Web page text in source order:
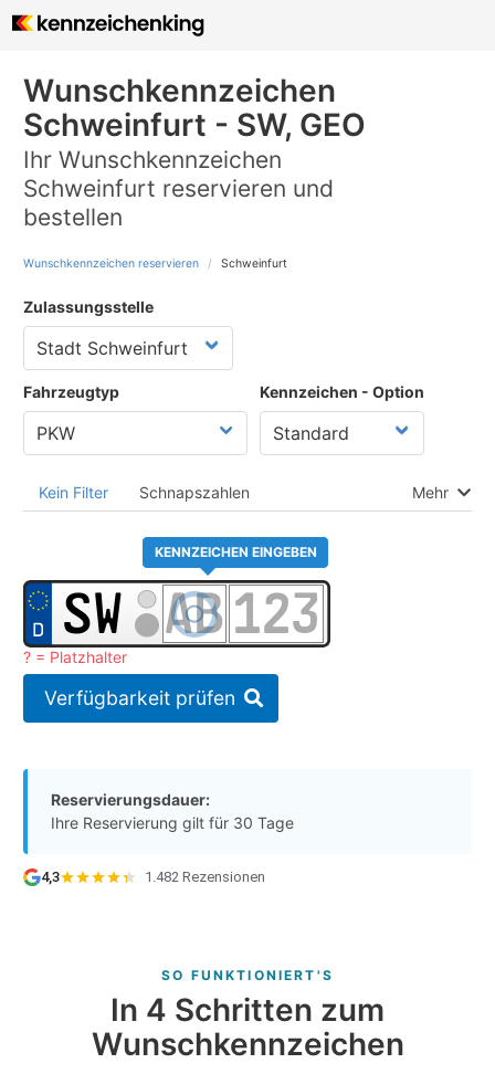
Wunschkennzeichen
Schweinfurt - SW, GEO
Ihr Wunschkennzeichen
Schweinfurt reservieren und
bestellen
Wunschkennzeichen reservieren Schweinfurt
Zulassungsstelle
Fahrzeugtyp Kennzeichen - Option
Kein Filter Schnapszahlen Mehr
KENNZEICHEN EINGEBEN
? = Platzhalter
Verfügbarkeit prüfen
Reservierungsdauer:
Ihre Reservierung gilt für 30 Tage
4,3 · 1.482 Rezensionen
SO FUNKTIONIERT'S
In 4 Schritten zum
Wunschkennzeichen